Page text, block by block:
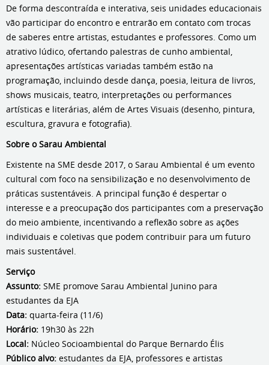
De forma descontraída e interativa, seis unidades educacionais
vão participar do encontro e entrarão em contato com trocas
de saberes entre artistas, estudantes e professores. Como um
atrativo lúdico, ofertando palestras de cunho ambiental,
apresentações artísticas variadas também estão na
programação, incluindo desde dança, poesia, leitura de livros,
shows musicais, teatro, interpretações ou performances
artísticas e literárias, além de Artes Visuais (desenho, pintura,
escultura, gravura e fotografia).
Sobre o Sarau Ambiental
Existente na SME desde 2017, o Sarau Ambiental é um evento
cultural com foco na sensibilização e no desenvolvimento de
práticas sustentáveis. A principal função é despertar o
interesse e a preocupação dos participantes com a preservação
do meio ambiente, incentivando a reflexão sobre as ações
individuais e coletivas que podem contribuir para um futuro
mais sustentável.
Serviço
Assunto: SME promove Sarau Ambiental Junino para
estudantes da EJA
Data: quarta-feira (11/6)
Horário: 19h30 às 22h
Local: Núcleo Socioambiental do Parque Bernardo Élis
Público alvo: estudantes da EJA, professores e artistas